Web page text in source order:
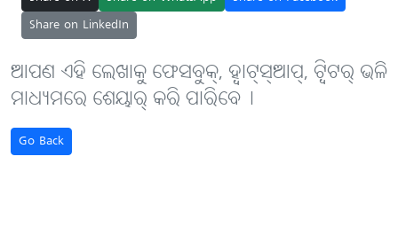
Share on LinkedIn
ଆପଣ ଏହି ଲେଖାକୁ ଫେସବୁକ୍, ହ୍ବାଟ୍‌ସ୍‌ଆପ୍, ଟ୍ବିଟର୍ ଭଳି
ମାଧ୍ୟମରେ ଶେୟାର୍ କରି ପାରିବେ୤
Go Back